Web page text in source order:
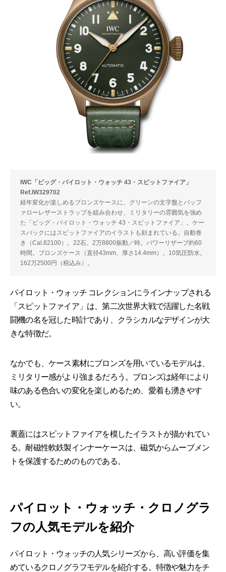
IWC「ビッグ・パイロット・ウォッチ 43・スピットファイア」
Ref.IW329702
経年変化が楽しめるブロンズケースに、グリーンの文字盤とバッフ
ァローレザーストラップを組み合わせ、ミリタリーの雰囲気を強め
た「ビッグ・パイロット・ウォッチ 43・スピットファイア」。ケー
スバックにはスピットファイアのイラストも刻まれている。自動巻
き（Cal.82100）。22石。2万8800振動／時。パワーリザーブ約60
時間。ブロンズケース（直径43mm、厚さ14.4mm）。10気圧防水。
162万2500円（税込み）。
パイロット・ウォッチ コレクションにラインナップされる
「スピットファイア」は、第二次世界大戦で活躍した名戦
闘機の名を冠した時計であり、クラシカルなデザインが大
きな特徴だ。
なかでも、ケース素材にブロンズを用いているモデルは、
ミリタリー感がより強まるだろう。ブロンズは経年により
味のある色合いの変化を楽しめるため、愛着も湧きやす
い。
裏蓋にはスピットファイアを模したイラストが描かれてい
る。耐磁性軟鉄製インナーケースは、磁気からムーブメン
トを保護するためのものである。
パイロット・ウォッチ・クロノグラ
フの人気モデルを紹介
パイロット・ウォッチの人気シリーズから、高い評価を集
めているクロノグラフモデルを紹介する。特徴や魅力をチ